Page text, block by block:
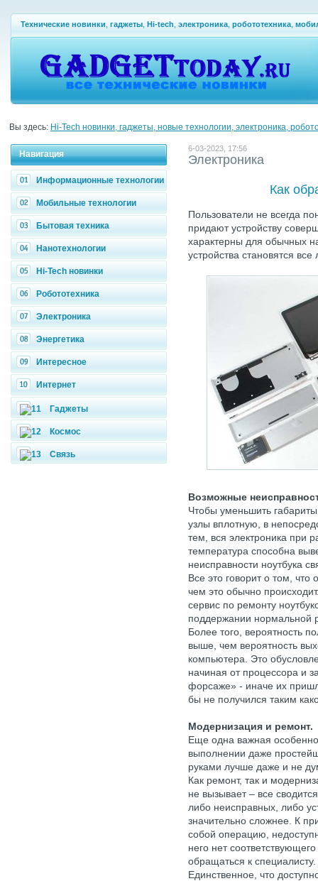
Технические новинки гаджеты Hi-tech электроника робототехника
Вы здесь: Hi-Tech новинки, гаджеты, новые технологии, электроника,
Навигация
Информационные технологии
Мобильные технологии
Бытовая техника
Нанотехнологии
Hi-Tech новинки
Робототехника
Электроника
Энергетика
Интересное
Интернет
Гаджеты
Космос
Связь
6-03-2023, 17:56
Электроника
Как
Пользователи не всегда
придают устройству
характерны для обычных
устройства становятся
Возможные
Чтобы уменьшить
узлы вплотную, в
тем, вся электроника при
температура способна
неисправности ноутбука
Все это говорит о том, что
чем это обычно
сервис по ремонту
поддержании нормальной
Более того, вероятность
выше, чем вероятность
компьютера. Это
начиная от процессора и
форсаже» - иначе их
бы не получился таким
Модернизация и ремонт.
Еще одна важная
выполнении даже
руками лучше даже и не
Как ремонт, так и
не вызывает – все
либо неисправных, либо
значительно сложнее. К
собой операцию,
него нет
обращаться к специалисту.
Единственное, что